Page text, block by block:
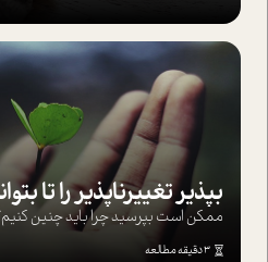
بپذير تغييرناپذير را تا
ممکن است بپرسيد چرا بايد چنين کنيم؟
3 دقیقه مطالعه